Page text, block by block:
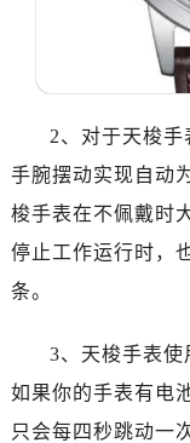
2、对于天梭
手腕摆动实现自动
梭手表在不佩戴时
停止工作运行时，
条。
3、天梭手表使
如果你的手表有电
只会每四秒跳动一